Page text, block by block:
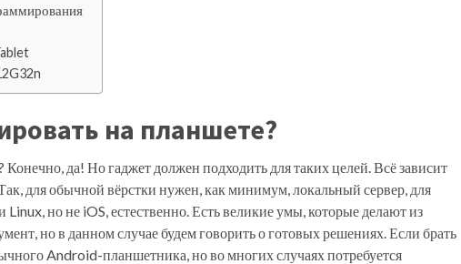
на планшете?
да! Но гаджет должен подходить для таких целей. Всё зависит
для обычной вёрстки нужен, как минимум, локальный сервер, для
но не iOS, естественно. Есть великие умы, которые делают из
но в данном случае будем говорить о готовых решениях. Если брать
Android-планшетника, но во многих случаях потребуется